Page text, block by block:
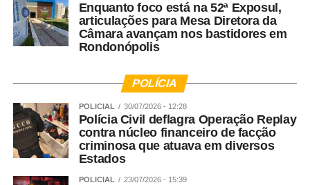
Enquanto foco está na 52ª Exposul,
articulações para Mesa Diretora da
Câmara avançam nos bastidores em
Rondonópolis
POLÍCIA
POLICIAL 30/07/2026 - 12:28
Polícia Civil deflagra Operação Replay
contra núcleo financeiro de facção
criminosa que atuava em diversos
Estados
POLICIAL 23/07/2026 - 15:39